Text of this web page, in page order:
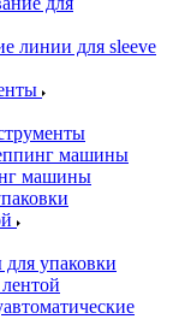
линии для sleeve
машины
машины
упаковки